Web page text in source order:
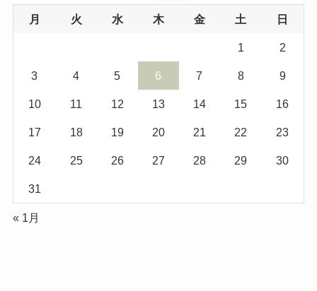
ブ
月 火 水 木 金 土 日
1 2
3 4 5 6 7 8 9
10 11 12 13 14 15 16
17 18 19 20 21 22 23
24 25 26 27 28 29 30
31
« 1月